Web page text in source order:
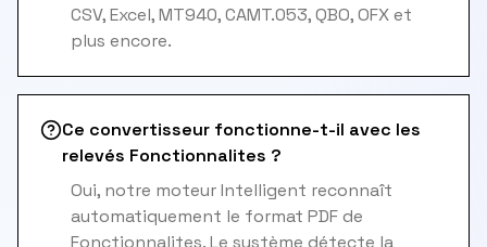
CSV, Excel, MT940, CAMT.053, QBO, OFX et
plus encore.
Ce convertisseur fonctionne-t-il avec les
relevés Fonctionnalites ?
Oui, notre moteur Intelligent reconnaît
automatiquement le format PDF de
Fonctionnalites. Le système détecte la